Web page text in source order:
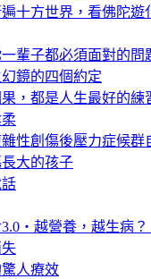
十方世界，看佛陀遊
輩子都必須面對的問
鏡的四個約定
，都是人生最好的練
性創傷後壓力症候群
大的孩子
越營養，越生病？
人療效